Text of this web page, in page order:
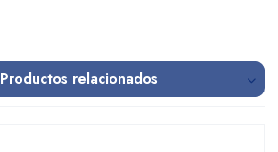
Productos relacionados